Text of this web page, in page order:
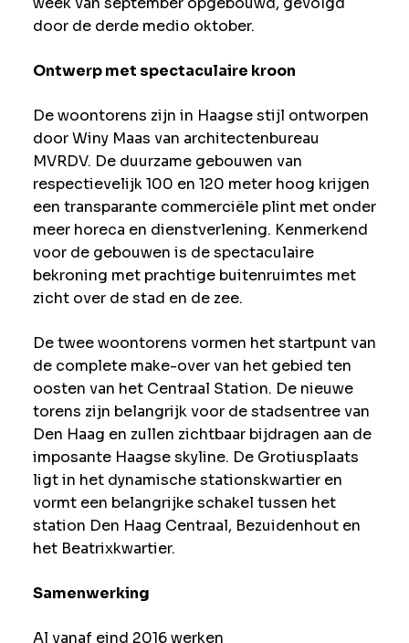
door de derde medio oktober.
Ontwerp met spectaculaire kroon
De woontorens zijn in Haagse stijl ontworpen
door Winy Maas van architectenbureau
MVRDV. De duurzame gebouwen van
respectievelijk 100 en 120 meter hoog krijgen
een transparante commerciële plint met onder
meer horeca en dienstverlening. Kenmerkend
voor de gebouwen is de spectaculaire
bekroning met prachtige buitenruimtes met
zicht over de stad en de zee.
De twee woontorens vormen het startpunt van
de complete make-over van het gebied ten
oosten van het Centraal Station. De nieuwe
torens zijn belangrijk voor de stadsentree van
Den Haag en zullen zichtbaar bijdragen aan de
imposante Haagse skyline. De Grotiusplaats
ligt in het dynamische stationskwartier en
vormt een belangrijke schakel tussen het
station Den Haag Centraal, Bezuidenhout en
het Beatrixkwartier.
Samenwerking
Al vanaf eind 2016 werken